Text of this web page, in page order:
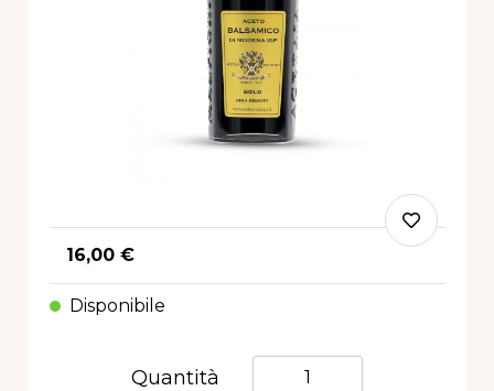
16,00 €
Disponibile
Quantità Quantità